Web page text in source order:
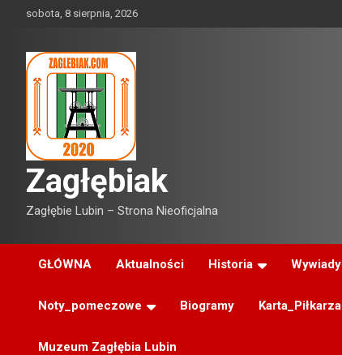
sobota, 8 sierpnia, 2026
Zagłębiak
Zagłębie Lubin – Strona Nieoficjalna
GŁÓWNA Aktualności Historia Wywiady
Noty_pomeczowe Biogramy Karta_Piłkarza
Muzeum Zagłębia Lubin